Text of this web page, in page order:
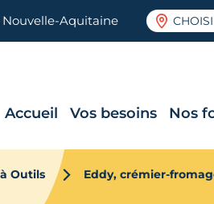
Nouvelle-Aquitaine
Accueil Vos besoins Nos
Outils Eddy, crémier-